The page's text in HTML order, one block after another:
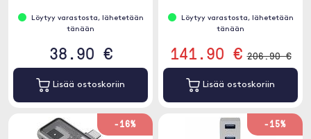
Löytyy varastosta, lähetetään
tänään
38.90 €
Lisää ostoskoriin
Löytyy varastosta, lähetetään
tänään
141.90 € 206.90 €
Lisää ostoskoriin
-16% -15%